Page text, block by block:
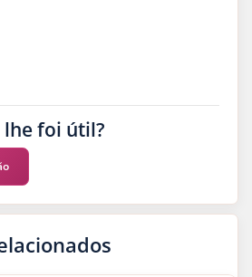
lhe foi útil?